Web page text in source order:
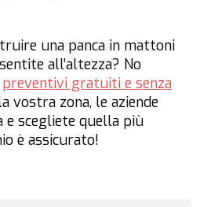
una panca in mattoni
all’altezza? No
preventivi gratuiti e senza
vostra zona, le aziende
scegliete quella più
è assicurato!